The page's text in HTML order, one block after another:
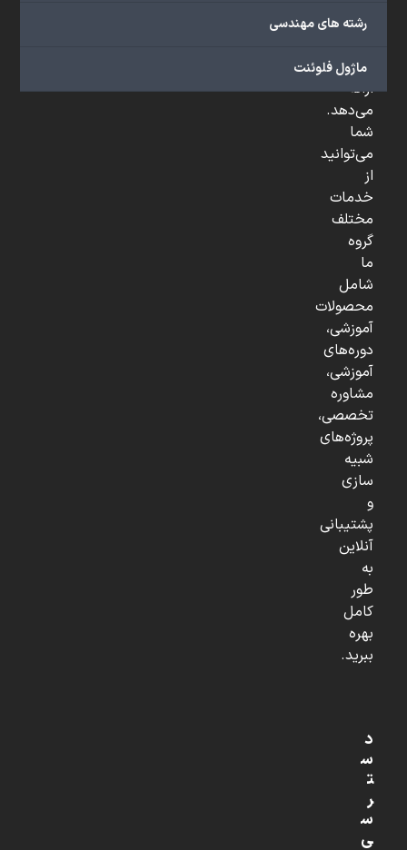
رشته های مهندسی
ماژول فلوئنت
صنعتی
...
ارائه
می‌دهد.
شما
می‌توانید
از
خدمات
مختلف
گروه
ما
شامل
محصولات
آموزشی،
دوره‌های
آموزشی،
مشاوره
تخصصی،
پروژه‌های
شبیه
سازی
و
پشتیبانی
آنلاین
به
طور
کامل
بهره
ببرید.
د
س
ت
ر
س
ی